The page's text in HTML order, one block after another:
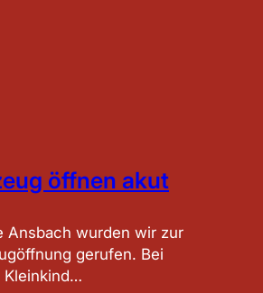
öffnen akut
Ansbach wurden wir zur
gerufen. Bei
Kleinkind…